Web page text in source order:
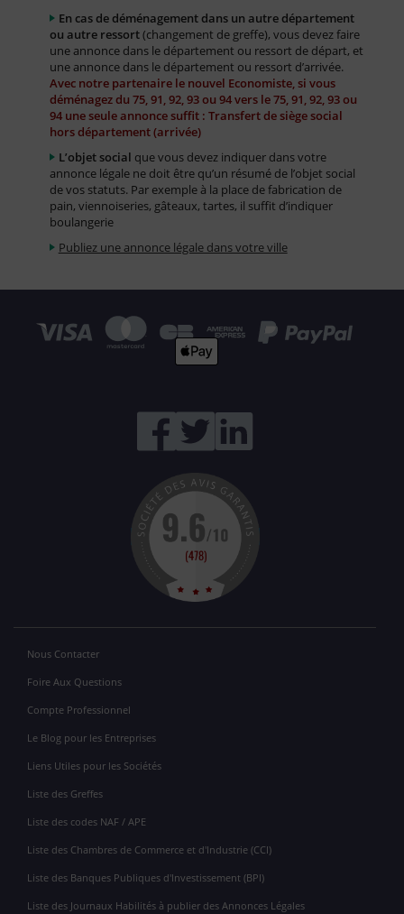
En cas de déménagement dans un autre département
ou autre ressort(changement de greffe), vous devez faire
une annonce dans le département ou ressort de départ, et
une annonce dans le département ou ressort d’arrivée.
Avec notre partenaire le nouvel Economiste, si vous
déménagez du 75, 91, 92, 93 ou 94 vers le 75, 91, 92, 93 ou
94 une seule annonce suffit : Transfert de siège social
hors département (arrivée)
L’objet social que vous devez indiquer dans votre
annonce légale ne doit être qu’un résumé de l’objet social
de vos statuts. Par exemple à la place de fabrication de
pain, viennoiseries, gâteaux, tartes, il suffit d’indiquer
boulangerie
Publiez une annonce légale dans votre ville
Nous Contacter
Foire Aux Questions
Compte Professionnel
Le Blog pour les Entreprises
Liens Utiles pour les Sociétés
Liste des Greffes
Liste des codes NAF / APE
Liste des Chambres de Commerce et d'Industrie (CCI)
Liste des Banques Publiques d'Investissement (BPI)
Liste des Journaux Habilités à publier des Annonces Légales